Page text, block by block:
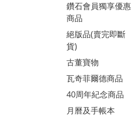
鑽石會員獨享優惠
商品
絕版品(賣完即斷
貨)
古董寶物
瓦奇菲爾德商品
40周年紀念商品
月曆及手帳本